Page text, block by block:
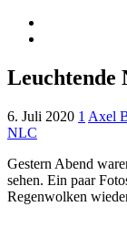
Leuchtende
6. Juli 2020 1 Axel
NLC
Gestern Abend
sehen. Ein paar
Regenwolken